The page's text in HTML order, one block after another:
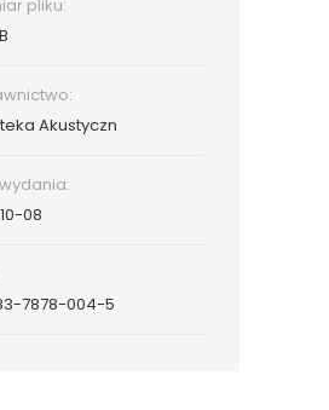
pliku:
Akustyczn
08
7878-004-5